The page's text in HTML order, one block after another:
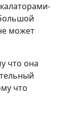
может
что она
что